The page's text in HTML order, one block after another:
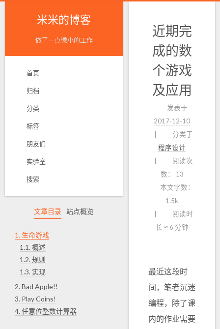
米米的博客
做了一点微小的工作
首页
归档
分类
标签
朋友们
实验室
搜索
文章目录 站点概览
1. 生命游戏
1.1. 概述
1.2. 规则
1.3. 实现
2. Bad Apple!!
3. Play Coins!
4. 任意位整数计算器
近期完
成的数
个游戏
及应用
发表于
2017-12-10
分类于
程序设计
阅读次
数：
13
本文字数：
1.5k
阅读时
长 ≈ 6 分钟
最近这段时
间，笔者沉迷
编程，除了课
内的作业需要